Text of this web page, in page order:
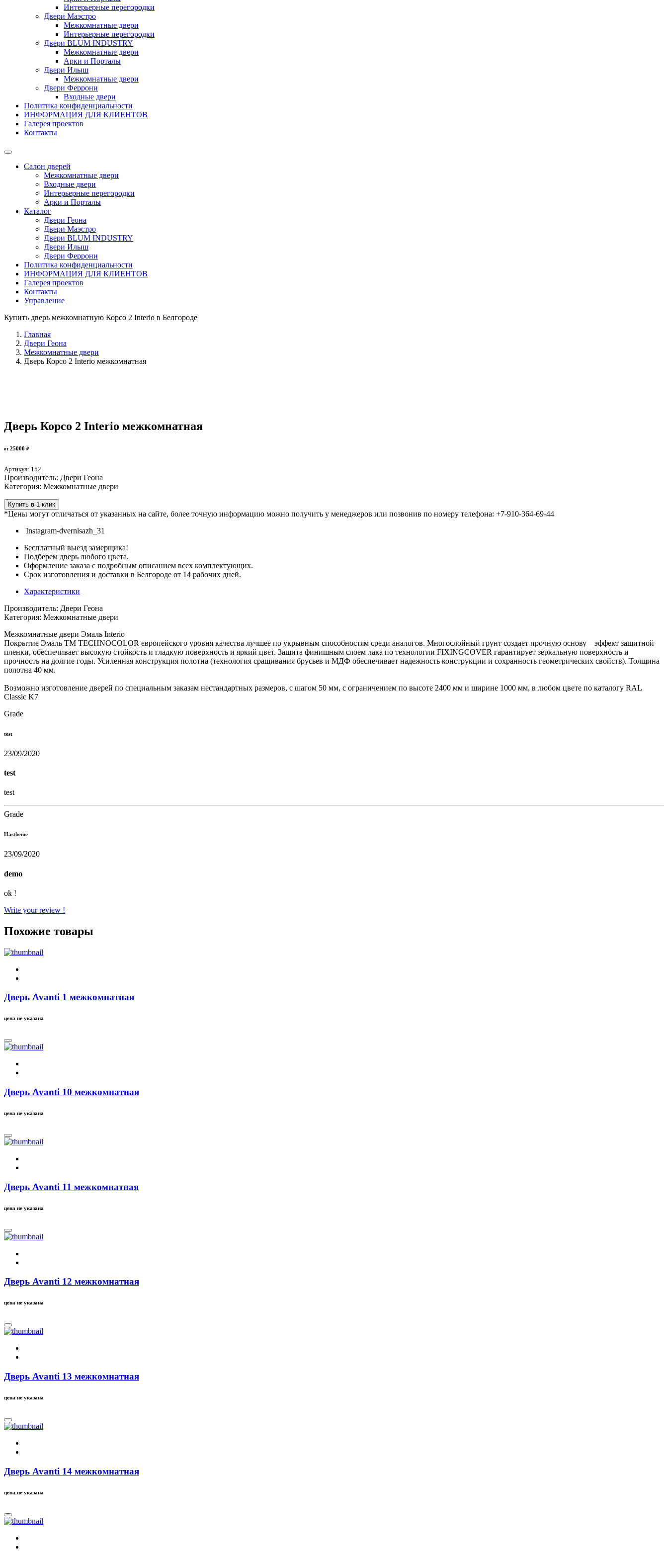
Интерьерные перегородки
Двери Маэстро
Межкомнатные двери
Интерьерные перегородки
Двери BLUM INDUSTRY
Межкомнатные двери
Арки и Порталы
Двери Илыш
Межкомнатные двери
Двери Феррони
Входные двери
Политика конфиденциальности
ИНФОРМАЦИЯ ДЛЯ КЛИЕНТОВ
Галерея проектов
Контакты
Салон дверей
Межкомнатные двери
Входные двери
Интерьерные перегородки
Арки и Порталы
Каталог
Двери Геона
Двери Маэстро
Двери BLUM INDUSTRY
Двери Илыш
Двери Феррони
Политика конфиденциальности
ИНФОРМАЦИЯ ДЛЯ КЛИЕНТОВ
Галерея проектов
Контакты
Управление
Купить дверь межкомнатную Корсо 2 Interio в Белгороде
Главная
Двери Геона
Межкомнатные двери
Дверь Корсо 2 Interio межкомнатная
Дверь Корсо 2 Interio межкомнатная
от25000 ₽
Артикул: 152
Производитель: Двери Геона
Категория: Межкомнатные двери
Купить в 1 клик
*Цены могут отличаться от указанных на сайте, более точную информацию можно получить у менеджеров или позвонив по номеру телефона: +7-910-364-69-44
Instagram-dvernisazh_31
Бесплатный выезд замерщика!
Подберем дверь любого цвета.
Оформление заказа с подробным описанием всех комплектующих.
Срок изготовления и доставки в Белгороде от 14 рабочих дней.
Характеристики
Производитель: Двери Геона
Категория: Межкомнатные двери
Межкомнатные двери Эмаль Interio
Покрытие Эмаль ТМ TECHNOCOLOR европейского уровня качества лучшее по укрывным способностям среди аналогов. Многослойный грунт создает прочную основу – эффект защитной
пленки, обеспечивает высокую стойкость и гладкую поверхность и яркий цвет. Защита финишным слоем лака по технологии FIXINGCOVER гарантирует зеркальную поверхность и
прочность на долгие годы. Усиленная конструкция полотна (технология сращивания брусьев и МДФ обеспечивает надежность конструкции и сохранность геометрических свойств). Толщина
полотна 40 мм.
Возможно изготовление дверей по специальным заказам нестандартных размеров, с шагом 50 мм, с ограничением по высоте 2400 мм и ширине 1000 мм, в любом цвете по каталогу RAL
Classic K7
Grade
test
23/09/2020
test
test
Grade
Hastheme
23/09/2020
demo
ok !
Write your review !
Похожие товары
Дверь Avanti 1 межкомнатная
цена не указана
Дверь Avanti 10 межкомнатная
цена не указана
Дверь Avanti 11 межкомнатная
цена не указана
Дверь Avanti 12 межкомнатная
цена не указана
Дверь Avanti 13 межкомнатная
цена не указана
Дверь Avanti 14 межкомнатная
цена не указана